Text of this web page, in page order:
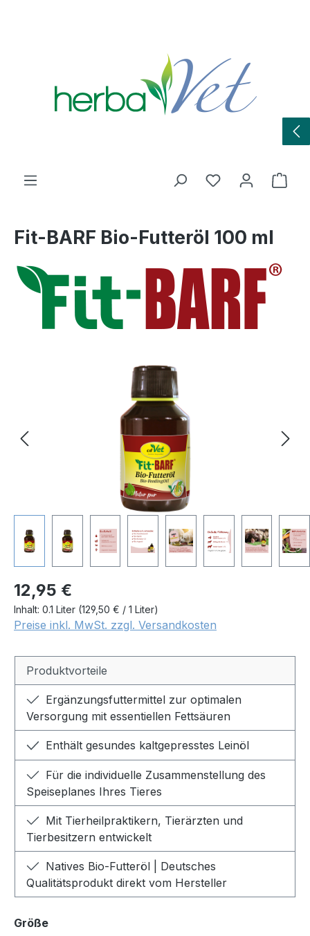
Du hast 0
Fit-BARF Bio-Futteröl 100 ml
Bildergalerie überspringen
Regulärer Preis:
12,95 €
Inhalt: 0.1 Liter (129,50 € / 1 Liter)
Preise inkl. MwSt. zzgl. Versandkosten
Produktvorteile
Ergänzungsfuttermittel zur optimalen
Versorgung mit essentiellen Fettsäuren
Enthält gesundes kaltgepresstes Leinöl
Für die individuelle Zusammenstellung des
Speiseplanes Ihres Tieres
Mit Tierheilpraktikern, Tierärzten und
Tierbesitzern entwickelt
Natives Bio-Futteröl | Deutsches
Qualitätsprodukt direkt vom Hersteller
Größeauswählen